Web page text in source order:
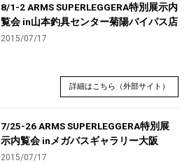
8/1-2 ARMS SUPERLEGGERA特別展示内
覧会 in山本釣具センター菊陽バイパス店
2015/07/17
詳細はこちら（外部サイト）
7/25-26 ARMS SUPERLEGGERA特別展
示内覧会 inメガバスギャラリー大阪
2015/07/17